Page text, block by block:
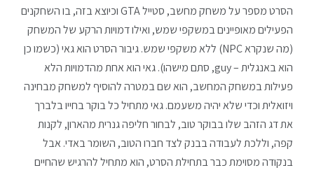
הסרט מספר על משחק מחשב, סטייל GTA וכיוצא בזה, בו השחקנים
הפעילים מאופיינים במשקפי שמש, ואילו דמויות הרקע של המשחק
(מה שנקרא NPC) ללא משקפי שמש. גיבור הסרט הוא גאי (כשמו כן
הוא באנגלית – guy, סתם מישהו). גאי הוא אחת מהדמויות הלא
פעילות במשחק המחשב, הוא שם במטרה להוסיף למשחק מבחינה
ויזואלית וכדי שלא יהיה משעמם. גאי מתחיל כל בוקר בחייו בלברך
את דג הזהב שלו בבוקר טוב, לבחור חליפה גנרית מהארון, לקנות
קפה, וללכת לעבודה בבנק לצד חברו הטוב, השומר באדי. אבל
בנקודה מסוימת כבר בתחילת הסרט, הוא מתחיל להרגיש שהחיים